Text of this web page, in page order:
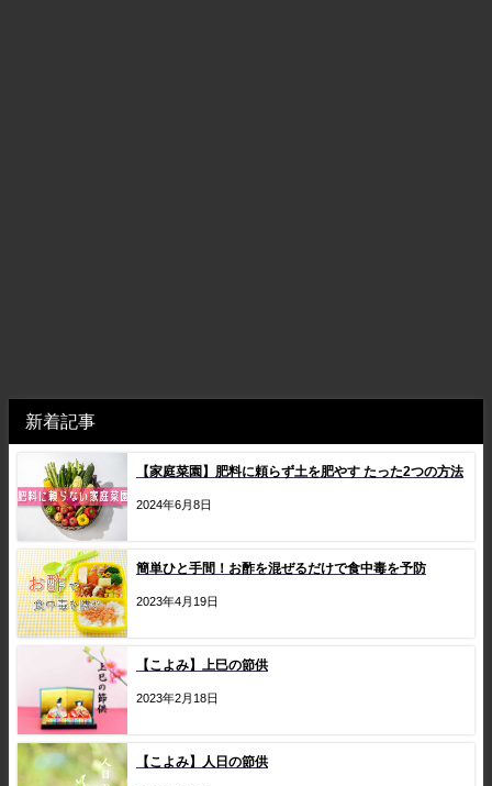
新着記事
【家庭菜園】肥料に頼らず土を肥やす たった2つの方法
2024年6月8日
簡単ひと手間！お酢を混ぜるだけで食中毒を予防
2023年4月19日
【こよみ】上巳の節供
2023年2月18日
【こよみ】人日の節供